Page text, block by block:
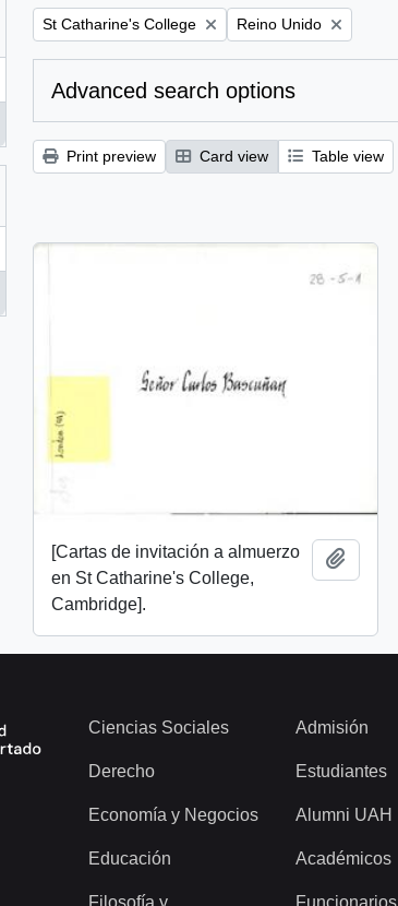
Remove filter:
St Catharine's College Remove filter:
Reino Unido
Advanced search options
Print preview Card view Table view
[Cartas de invitación a almuerzo
en St Catharine's College,
Cambridge].
Ciencias Sociales
Derecho
Economía y Negocios
Educación
Filosofía y
Admisión
Estudiantes
Alumni UAH
Académicos
Funcionarios